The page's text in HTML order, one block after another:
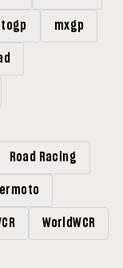
mxgp
Road Racing
WorldWCR